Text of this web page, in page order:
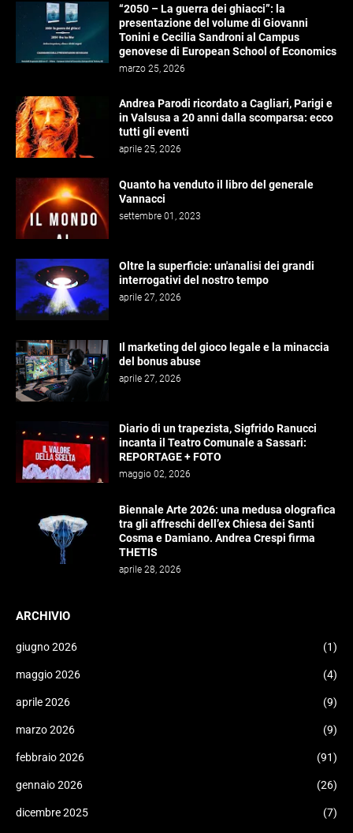
“2050 – La guerra dei ghiacci”: la
presentazione del volume di Giovanni
Tonini e Cecilia Sandroni al Campus
genovese di European School of Economics
marzo 25, 2026
Andrea Parodi ricordato a Cagliari, Parigi e
in Valsusa a 20 anni dalla scomparsa: ecco
tutti gli eventi
aprile 25, 2026
Quanto ha venduto il libro del generale
Vannacci
settembre 01, 2023
Oltre la superficie: un'analisi dei grandi
interrogativi del nostro tempo
aprile 27, 2026
Il marketing del gioco legale e la minaccia
del bonus abuse
aprile 27, 2026
Diario di un trapezista, Sigfrido Ranucci
incanta il Teatro Comunale a Sassari:
REPORTAGE + FOTO
maggio 02, 2026
Biennale Arte 2026: una medusa olografica
tra gli affreschi dell’ex Chiesa dei Santi
Cosma e Damiano. Andrea Crespi firma
THETIS
aprile 28, 2026
ARCHIVIO
giugno 2026 (1)
maggio 2026 (4)
aprile 2026 (9)
marzo 2026 (9)
febbraio 2026 (91)
gennaio 2026 (26)
dicembre 2025 (7)